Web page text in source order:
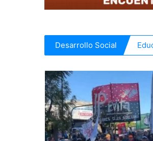
Desarrollo Social